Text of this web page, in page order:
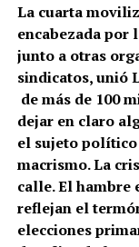
La cuarta
encabezada por
junto a otras
sindicatos, unió
de más de 100
dejar en claro
el sujeto político
macrismo. La
calle. El hambre
reflejan el
elecciones